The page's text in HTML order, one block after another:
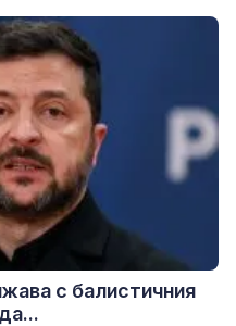
с балистичния